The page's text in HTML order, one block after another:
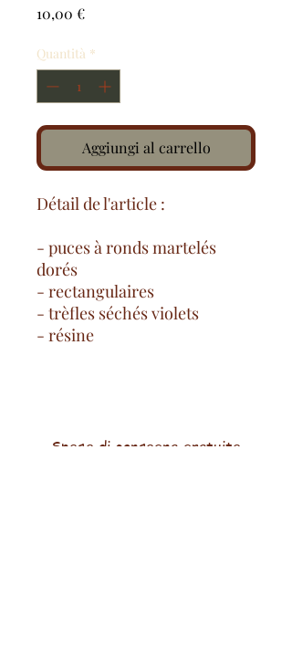
10,00 €Prezzo
Quantità *
Aggiungi al carrello
Détail de l'article :
- puces à ronds martelés
dorés
- rectangulaires
- trèfles séchés violets
- résine
Spese di consegna gratuite